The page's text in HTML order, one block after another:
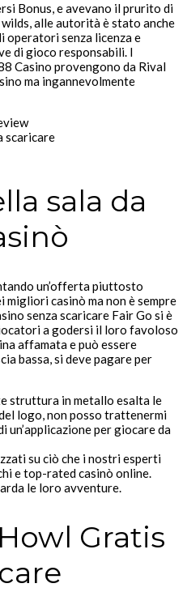
Bonus, e avevano il prurito di
alle autorità è stato anche
operatori senza licenza e
di gioco responsabili. I
Casino provengono da Rival
ma ingannevolmente
scaricare
sala da
un’offerta piuttosto
casinò ma non è sempre
senza scaricare Fair Go si è
a godersi il loro favoloso
affamata e può essere
bassa, si deve pagare per
struttura in metallo esalta le
logo, non posso trattenermi
un’applicazione per giocare da
su ciò che i nostri esperti
e top-rated casinò online.
le loro avventure.
Gratis